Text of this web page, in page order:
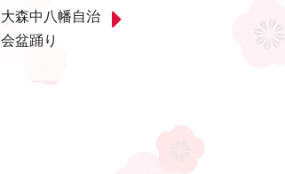
大森中八幡自治
会盆踊り